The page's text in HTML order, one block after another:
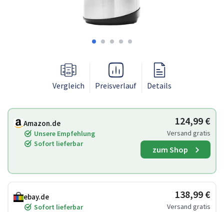
Vergleich Preisverlauf Details
Amazon.de
Unsere Empfehlung
Sofort lieferbar
124,99 €
Versand gratis
zum Shop
ebay.de
Sofort lieferbar
138,99 €
Versand gratis